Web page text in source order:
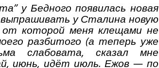
у Бедного появилась новая
у Сталина новую
которой меня клещами не
разбитого (а теперь уже
слабовата, сказал мне
июнь, идёт июль. Ежов — по